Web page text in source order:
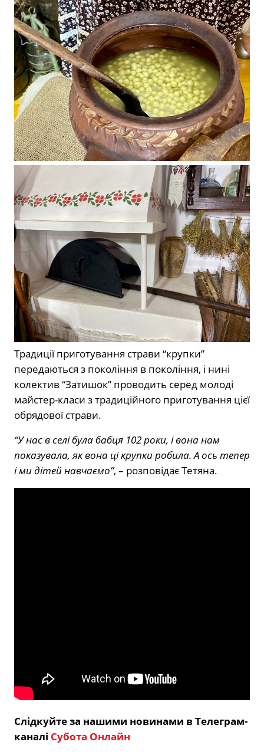
Традиції приготування страви “крупки”
передаються з покоління в покоління, і нині
колектив “Затишок” проводить серед молоді
майстер-класи з традиційного приготування цієї
обрядової страви.
“У нас в селі була бабця 102 роки, і вона нам
показувала, як вона ці крупки робила. А ось тепер
і ми дітей навчаємо”, – розповідає Тетяна.
Слідкуйте за нашими новинами в Телеграм-
каналі Субота Онлайн